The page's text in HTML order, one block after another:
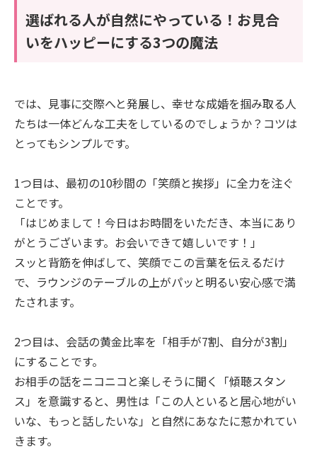
選ばれる人が自然にやっている！お見合
いをハッピーにする3つの魔法
では、見事に交際へと発展し、幸せな成婚を掴み取る人
たちは一体どんな工夫をしているのでしょうか？コツは
とってもシンプルです。
1つ目は、最初の10秒間の「笑顔と挨拶」に全力を注ぐ
ことです。
「はじめまして！今日はお時間をいただき、本当にあり
がとうございます。お会いできて嬉しいです！」
スッと背筋を伸ばして、笑顔でこの言葉を伝えるだけ
で、ラウンジのテーブルの上がパッと明るい安心感で満
たされます。
2つ目は、会話の黄金比率を「相手が7割、自分が3割」
にすることです。
お相手の話をニコニコと楽しそうに聞く「傾聴スタン
ス」を意識すると、男性は「この人といると居心地がい
いな、もっと話したいな」と自然にあなたに惹かれてい
きます。